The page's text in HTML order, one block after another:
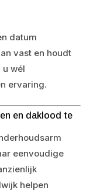
datum
vast en houdt
wél
ervaring.
en daklood te
eenvoudige
helpen